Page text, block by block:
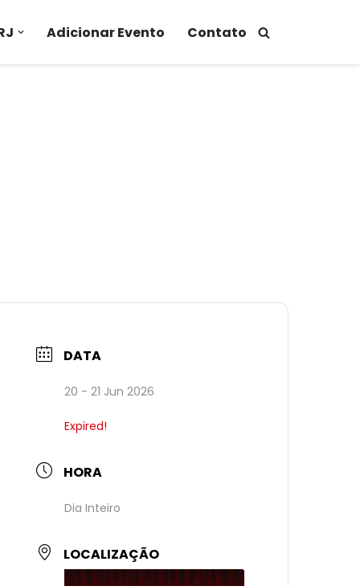
Adicionar Evento Contato
DATA
20 - 21 Jun 2026
Expired!
HORA
Dia Inteiro
LOCALIZAÇÃO